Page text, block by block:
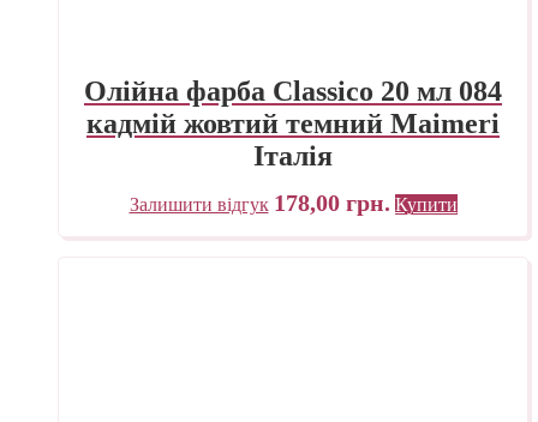
Олійна фарба Classico 20 мл 084
кадмій жовтий темний Maimeri
Італія
Залишити відгук 178,00 грн. Купити